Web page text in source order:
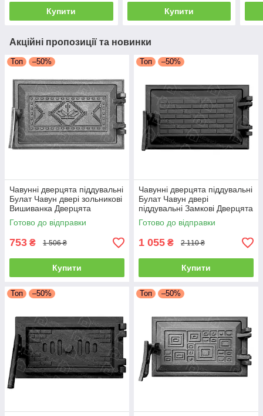
Купити Купити
Акційні пропозиції та новинки
Топ –50%
Чавунні дверцята піддувальні
Булат Чавун двері зольникові
Вишиванка Дверцята
піддувальні 265x165 мм
Готово до відправки
753 ₴ 1 506 ₴
Купити
Топ –50%
Чавунні дверцята піддувальні
Булат Чавун двері
піддувальні Замкові Дверцята
зольників 265x165 мм
Готово до відправки
1 055 ₴ 2 110 ₴
Купити
Топ –50% Топ –50%